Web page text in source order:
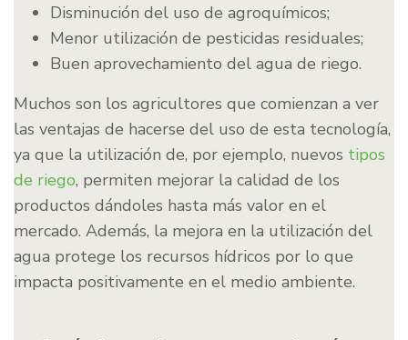
Disminución del uso de agroquímicos;
Menor utilización de pesticidas residuales;
Buen aprovechamiento del agua de riego.
Muchos son los agricultores que comienzan a ver
las ventajas de hacerse del uso de esta tecnología,
ya que la utilización de, por ejemplo, nuevos tipos
de riego, permiten mejorar la calidad de los
productos dándoles hasta más valor en el
mercado. Además, la mejora en la utilización del
agua protege los recursos hídricos por lo que
impacta positivamente en el medio ambiente.